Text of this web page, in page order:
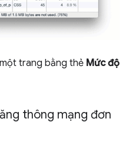
trang bằng thẻ Mức độ
thông mạng đơn